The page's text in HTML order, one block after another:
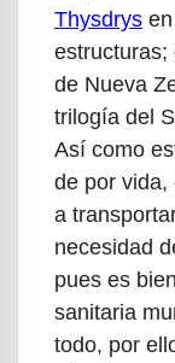
Thysdrys
estructuras;
de Nueva
trilogía del
Así como
de por vida,
a
necesidad
pues es
sanitaria
todo, por